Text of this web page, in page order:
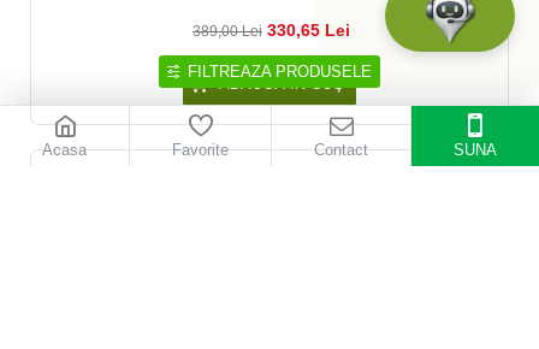
389,00 Lei 330,65 Lei
ADAUGĂ ÎN COŞ
Acasa Favorite Contact SUNA
FILTREAZA PRODUSELE